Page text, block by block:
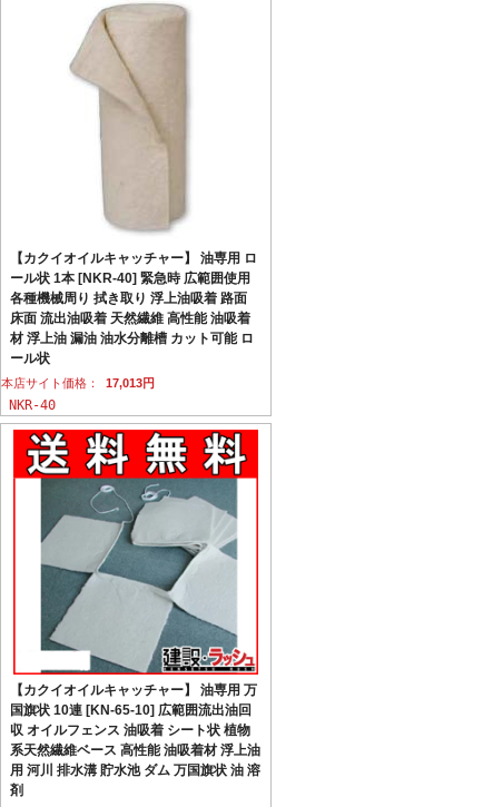
【カクイオイルキャッチャー】 油専用 ロ
ール状 1本 [NKR-40] 緊急時 広範囲使用
各種機械周り 拭き取り 浮上油吸着 路面
床面 流出油吸着 天然繊維 高性能 油吸着
材 浮上油 漏油 油水分離槽 カット可能 ロ
ール状
本店サイト価格： 17,013円
NKR-40
【カクイオイルキャッチャー】 油専用 万
国旗状 10連 [KN-65-10] 広範囲流出油回
収 オイルフェンス 油吸着 シート状 植物
系天然繊維ベース 高性能 油吸着材 浮上油
用 河川 排水溝 貯水池 ダム 万国旗状 油 溶
剤